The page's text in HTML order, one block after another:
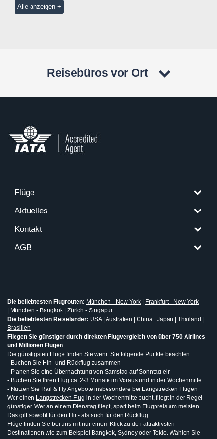
Alle anzeigen
Reisebüros vor Ort
Flüge
Aktuelles
Kontakt
AGB
Die beliebtesten Flugrouten: München - New York
Frankfurt - New York
München - Bangkok
Zürich - Singapur
Die beliebtesten Reiseländer: USA| Australien China Japan Thailand
Brasilien
Fliegen Sie günstiger durch direkten Flugvergleich von über 750 Airlines
und Millionen Flügen
Die günstigsten Flüge finden Sie wenn Sie folgende Punkte beachten:
- Buchen Sie Hin- und Rückflug zusammen
- Planen Sie eine Übernachtung von Samstag auf Sonntag ein
- Buchen Sie Ihren Flug ca. 2-3 Monate im Voraus und in der Wochenmitte
- Nutzen Sie Rail & Fly Angebote insbesondere bei Langstrecken Flügen
Wer einen Langstrecken Flug in der Wochenmitte bucht, fliegt in der Regel
günstiger. Wer an einem Dienstag fliegt, spart beim Flugpreis am meisten.
Das gilt sowohl für den Hin- als auch für den Rückflug.
Flüge finden Sie bei uns mit nur einem Klick zu den attraktivsten
Destinationen wie zum Beispiel Bangkok, Sydney oder Tokio. Wählen Sie